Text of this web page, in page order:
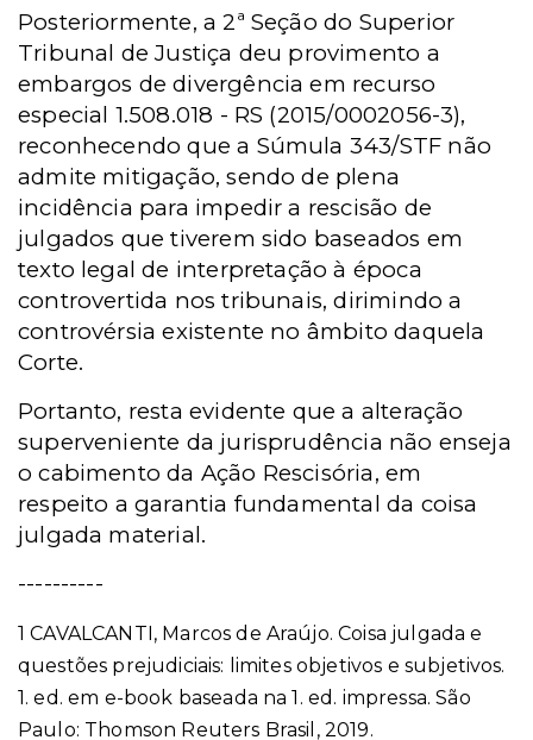
Posteriormente, a 2ª Seção do Superior
Tribunal de Justiça deu provimento a
embargos de divergência em recurso
especial 1.508.018 - RS (2015/0002056-3),
reconhecendo que a Súmula 343/STF não
admite mitigação, sendo de plena
incidência para impedir a rescisão de
julgados que tiverem sido baseados em
texto legal de interpretação à época
controvertida nos tribunais, dirimindo a
controvérsia existente no âmbito daquela
Corte.
Portanto, resta evidente que a alteração
superveniente da jurisprudência não enseja
o cabimento da Ação Rescisória, em
respeito a garantia fundamental da coisa
julgada material.
----------
1 CAVALCANTI, Marcos de Araújo. Coisa julgada e
questões prejudiciais: limites objetivos e subjetivos.
1. ed. em e-book baseada na 1. ed. impressa. São
Paulo: Thomson Reuters Brasil, 2019.